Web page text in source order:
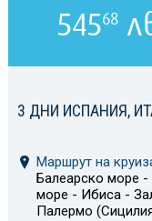
3 ДНИ ИСПАНИЯ,
Маршрут на
Балеарско море -
море - Ибиса -
Палермо
54568